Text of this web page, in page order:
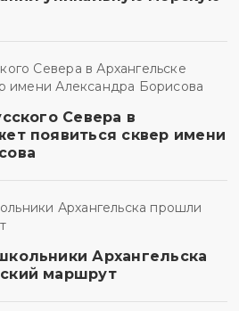
Севера в
появиться сквер имени
Архангельска
маршрут